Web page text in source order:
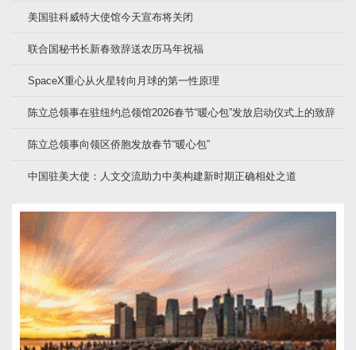
美国驻科威特大使馆今天宣布将关闭
联合国秘书长新春致辞送农历马年祝福
SpaceX重心从火星转向月球的第一性原理
陈立总领事在驻纽约总领馆2026春节“暖心包”发放启动仪式上的致辞
陈立总领事向领区侨胞发放春节“暖心包”
中国驻美大使：人文交流助力中美构建新时期正确相处之道